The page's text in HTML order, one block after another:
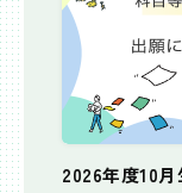
2026年度10月
個別相